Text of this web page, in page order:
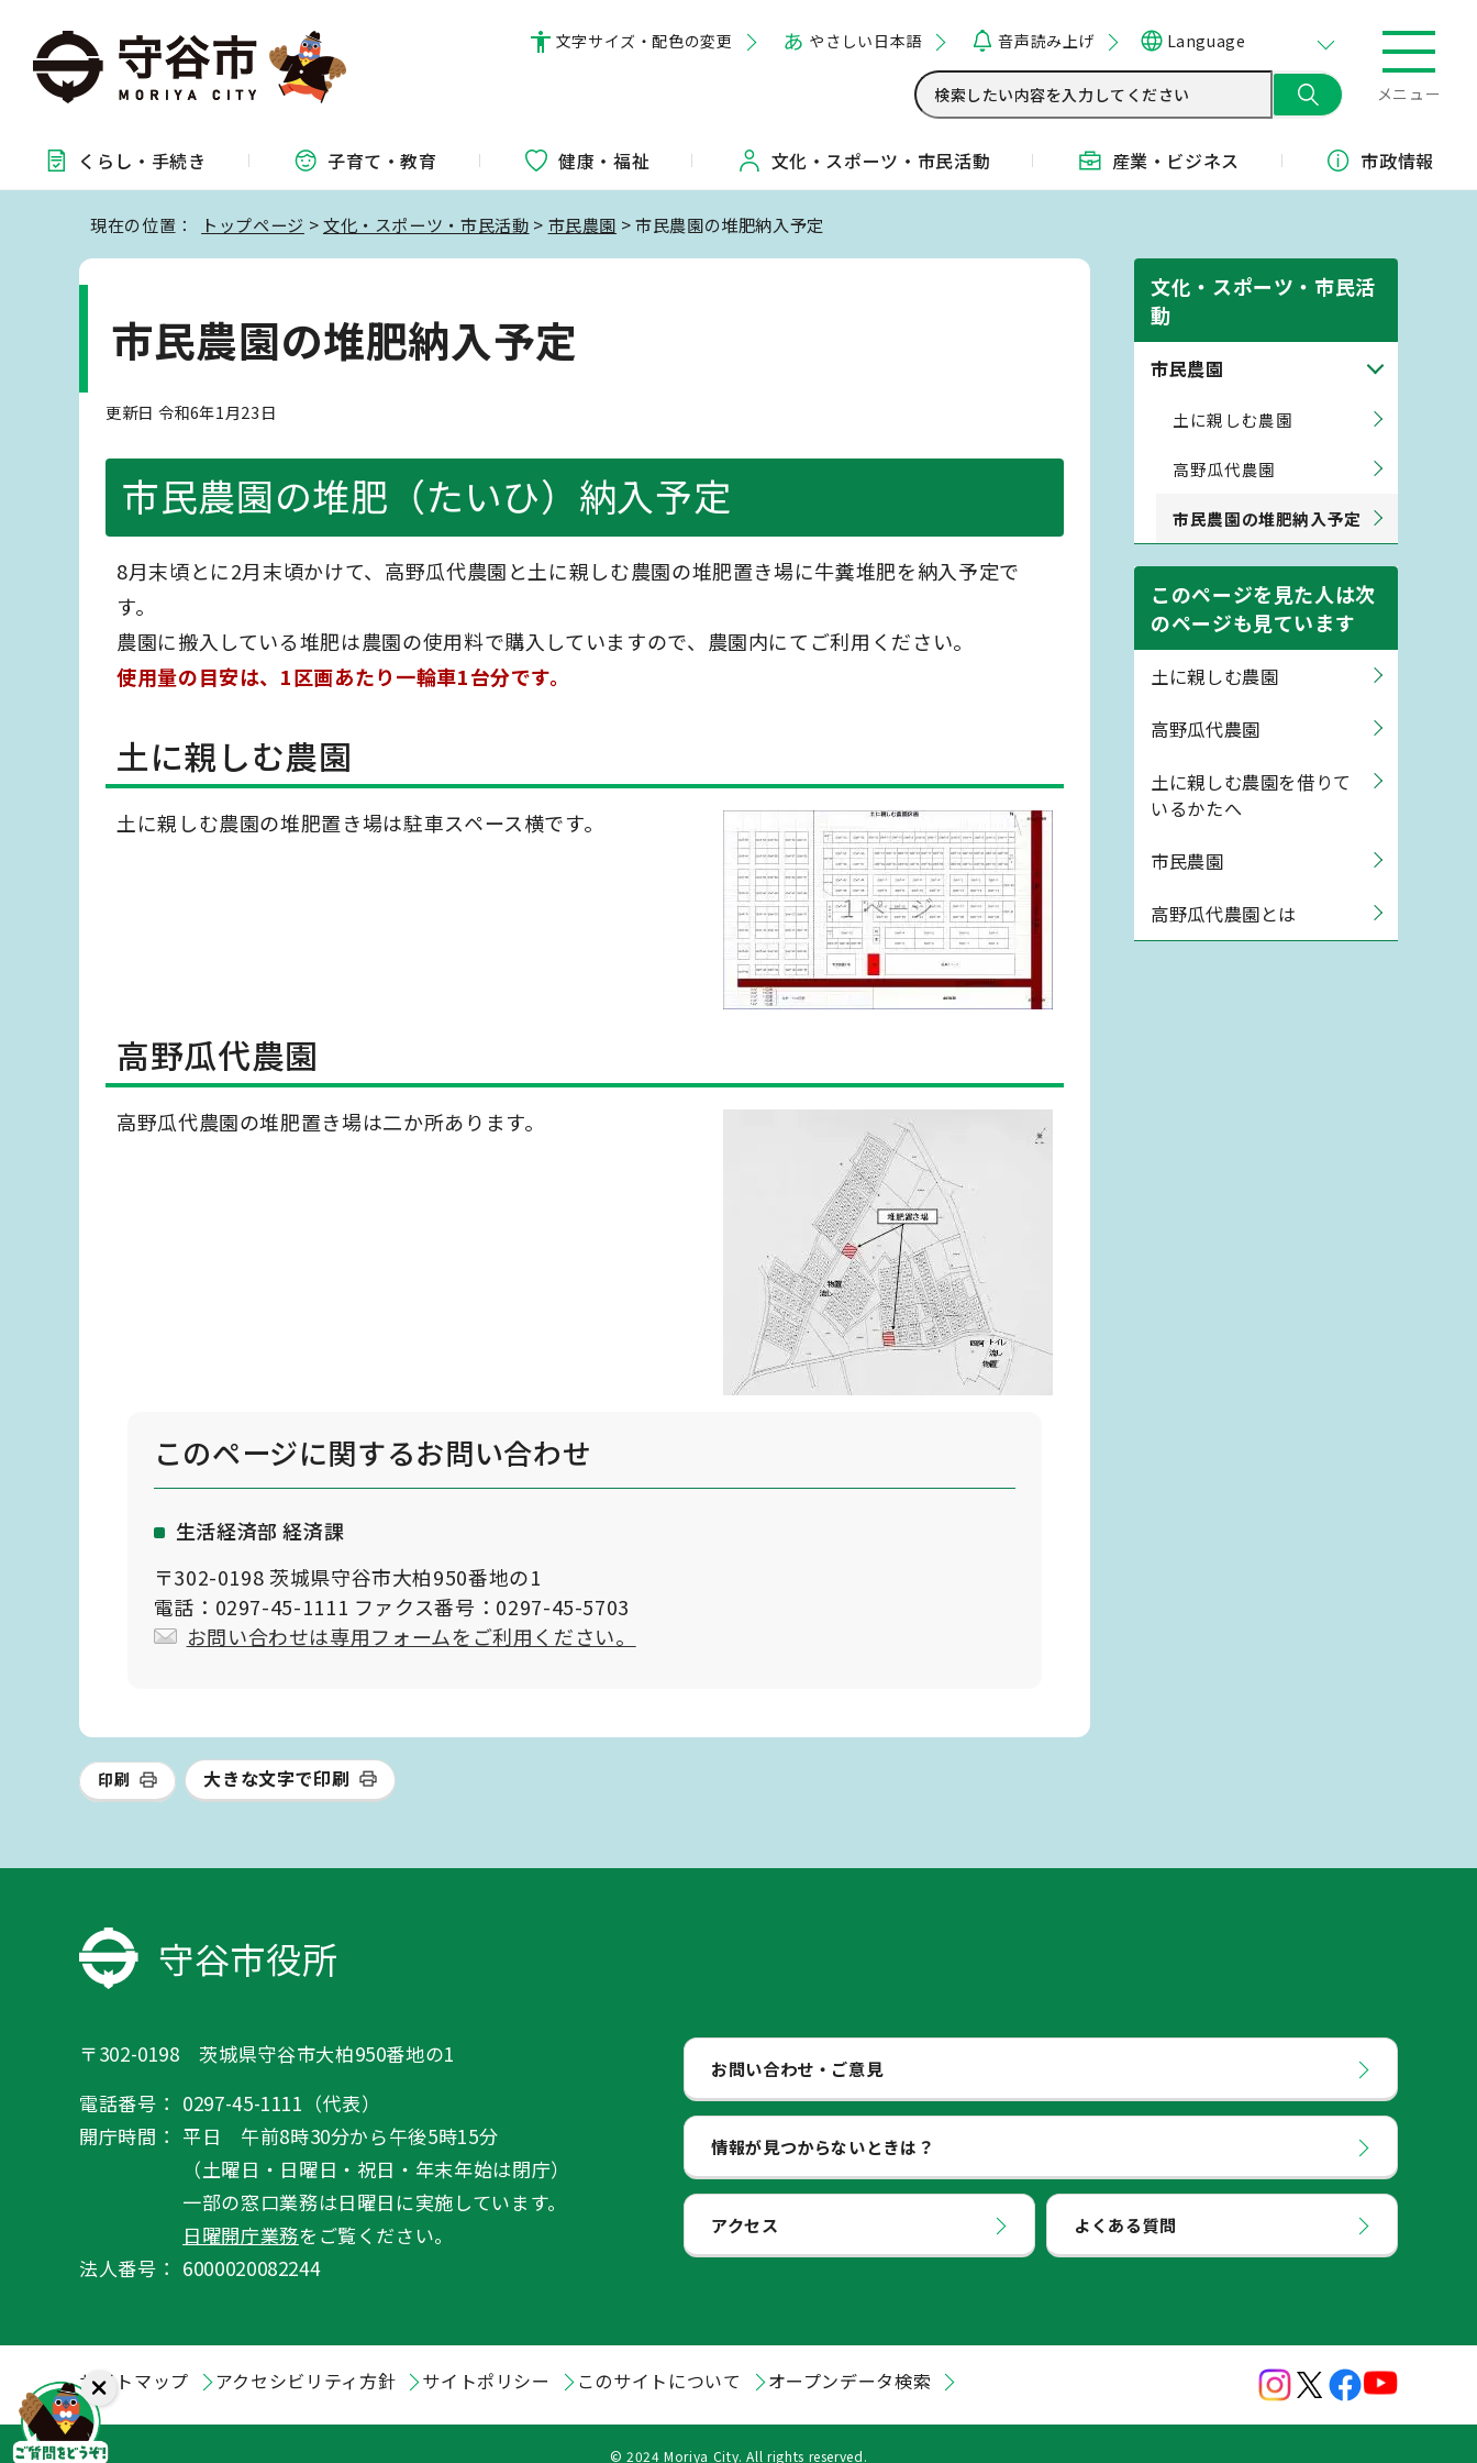
文字サイズ・配色の変更 やさしい日本語 音声読み上げ Language
メニュー
くらし・ 手続き 子育て・教育 健康・福祉 文化・ スポーツ・ 市民活動 産業・ ビジネス 市政情報
現在の位置： トップページ >文化・スポーツ・市民活動 > 市民農園 > 市民農園の堆肥納入予定
市民農園の堆肥納入予定
更新日 令和6年1月23日
市民農園の堆肥（たいひ）納入予定
8月末頃とに2月末頃かけて、高野瓜代農園と土に親しむ農園の堆肥置き場に牛糞堆肥を納入予定で
す。
農園に搬入している堆肥は農園の使用料で購入していますので、農園内にてご利用ください。
使用量の目安は、1区画あたり一輪車1台分です。
土に親しむ農園
土に親しむ農園の堆肥置き場は駐車スペース横です。
高野瓜代農園
高野瓜代農園の堆肥置き場は二か所あります。
このページに関するお問い合わせ
生活経済部 経済課
〒302-0198 茨城県守谷市大柏950番地の1
電話：0297-45-1111 ファクス番号：0297-45-5703
お問い合わせは専用フォームをご利用ください。
文化・スポーツ・市民活
動
市民農園
土に親しむ農園
高野瓜代農園
市民農園の堆肥納入予定
このページを見た人は次
のページも見ています
土に親しむ農園
高野瓜代農園
土に親しむ農園を借りて
いるかたへ
市民農園
高野瓜代農園とは
印刷 大きな文字で印刷
守谷市役所
〒302-0198 茨城県守谷市大柏950番地の1
電話番号： 0297-45-1111（代表）
開庁時間： 平日 午前8時30分から午後5時15分
（土曜日・日曜日・祝日・年末年始は閉庁）
一部の窓口業務は日曜日に実施しています。
日曜開庁業務をご覧ください。
法人番号： 6000020082244
お問い合わせ・ご意見
情報が見つからないときは？
アクセス よくある質問
サイトマップ アクセシビリティ方針 サイトポリシー このサイトについて オープンデータ検索
© 2024 Moriya City. All rights reserved.